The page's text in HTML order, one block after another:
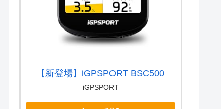
【新登場】iGPSPORT BSC500
iGPSPORT